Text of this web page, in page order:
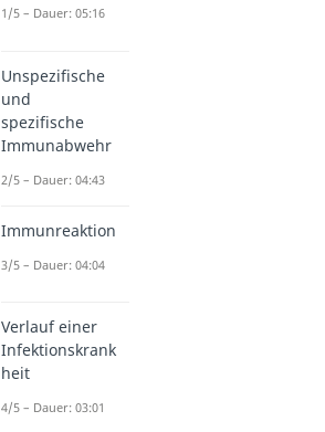
1/5 – Dauer: 05:16
Unspezifische
und
spezifische
Immunabwehr
2/5 – Dauer: 04:43
Immunreaktion
3/5 – Dauer: 04:04
Verlauf einer
Infektionskrank
heit
4/5 – Dauer: 03:01